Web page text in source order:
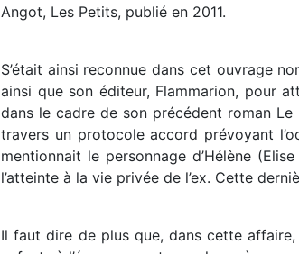
Angot, Les Petits, publié en 2011.
S’était ainsi reconnue dans cet ouvrage
ainsi que son éditeur, Flammarion, pour
dans le cadre de son précédent roman
travers un protocole accord prévoyant
mentionnait le personnage d’Hélène
l’atteinte à la vie privée de l’ex. Cette
Il faut dire de plus que, dans cette